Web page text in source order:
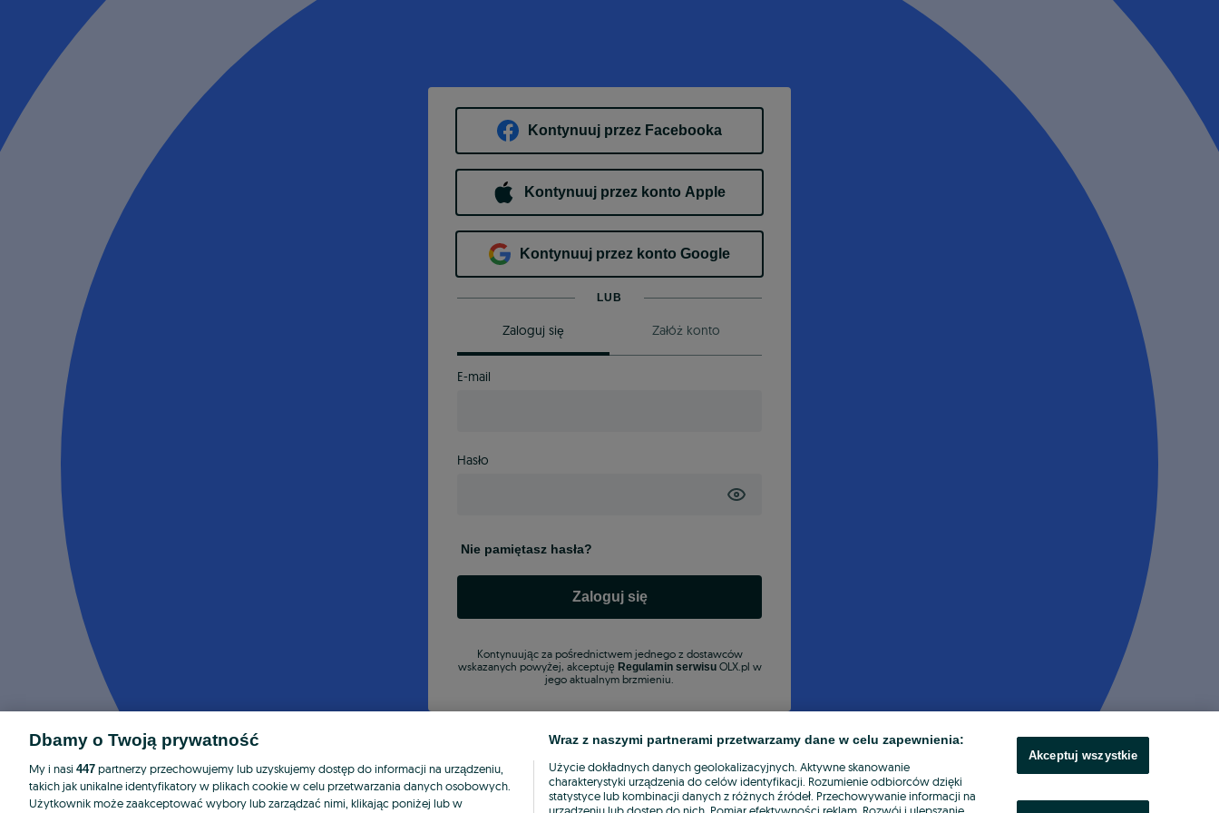
Kontynuuj przez Facebooka
Kontynuuj przez konto Apple
Kontynuuj przez konto Google
LUB
Zaloguj się Załóż konto
E-mail
Hasło
Nie pamiętasz hasła?
Zaloguj się
Kontynuując za pośrednictwem jednego z dostawców
wskazanych powyżej, akceptuję Regulamin serwisuOLX.pl w
jego aktualnym brzmieniu.
Dbamy o Twoją prywatność
My i nasi 447 partnerzy przechowujemy lub uzyskujemy dostęp do informacji na urządzeniu,
takich jak unikalne identyfikatory w plikach cookie w celu przetwarzania danych osobowych.
Użytkownik może zaakceptować wybory lub zarządzać nimi, klikając poniżej lub w
Wraz z naszymi partnerami przetwarzamy dane w celu zapewnienia:
Użycie dokładnych danych geolokalizacyjnych. Aktywne skanowanie
charakterystyki urządzenia do celów identyfikacji. Rozumienie odbiorców dzięki
statystyce lub kombinacji danych z różnych źródeł. Przechowywanie informacji na
Akceptuj wszystkie